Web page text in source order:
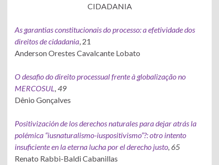
CIDADANIA
As garantias constitucionais do processo: a efetividade dos
direitos de cidadania, 21
Anderson Orestes Cavalcante Lobato
O desafio do direito processual frente à globalização no
MERCOSUL, 49
Dênio Gonçalves
Positivización de los derechos naturales para dejar atrás la
polémica “iusnaturalismo-iuspositivismo”?: otro intento
insuficiente en la eterna lucha por el derecho justo, 65
Renato Rabbi-Baldi Cabanillas